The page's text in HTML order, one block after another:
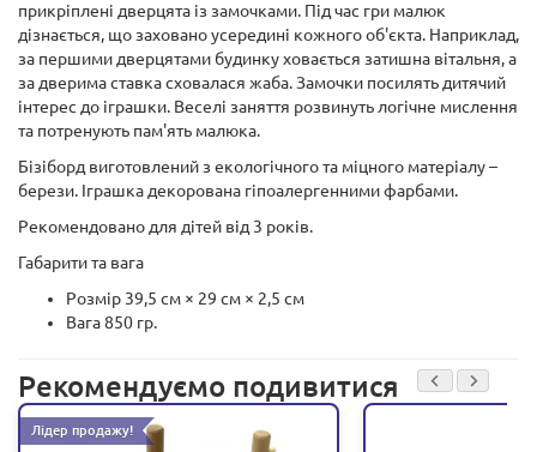
прикріплені дверцята із замочками. Під час гри малюк
дізнається, що заховано усередині кожного об'єкта. Наприклад,
за першими дверцятами будинку ховається затишна вітальня, а
за дверима ставка сховалася жаба. Замочки посилять дитячий
інтерес до іграшки. Веселі заняття розвинуть логічне мислення
та потренують пам'ять малюка.
Бізіборд виготовлений з екологічного та міцного матеріалу –
берези. Іграшка декорована гіпоалергенними фарбами.
Рекомендовано для дітей від 3 років.
Габарити та вага
Розмір 39,5 см × 29 см × 2,5 см
Вага 850 гр.
Рекомендуємо подивитися
Лідер продажу!